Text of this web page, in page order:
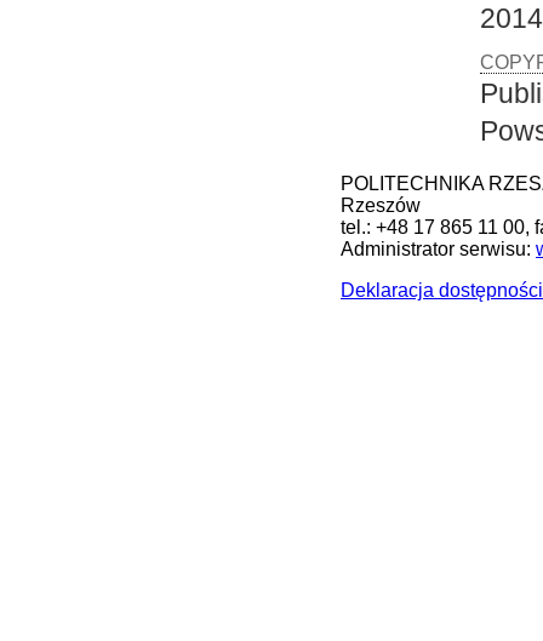
POLITECHNIKA
Rzeszów
tel.: +48 17 865 11 00,
Administrator serwisu:
Deklaracja dostępności